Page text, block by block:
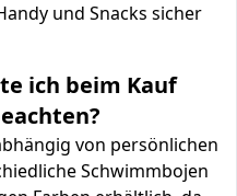
und Snacks sicher
ich beim Kauf
von persönlichen
Schwimmbojen